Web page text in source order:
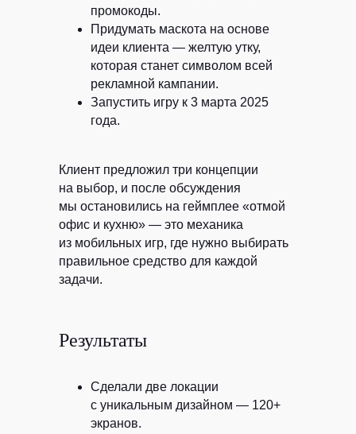
промокоды.
Придумать маскота на основе
идеи клиента — желтую утку,
которая станет символом всей
рекламной кампании.
Запустить игру к 3 марта 2025
года.
Клиент предложил три концепции
на выбор, и после обсуждения
мы остановились на геймплее «отмой
офис и кухню» — это механика
из мобильных игр, где нужно выбирать
правильное средство для каждой
задачи.
Результаты
Сделали две локации
с уникальным дизайном — 120+
экранов.